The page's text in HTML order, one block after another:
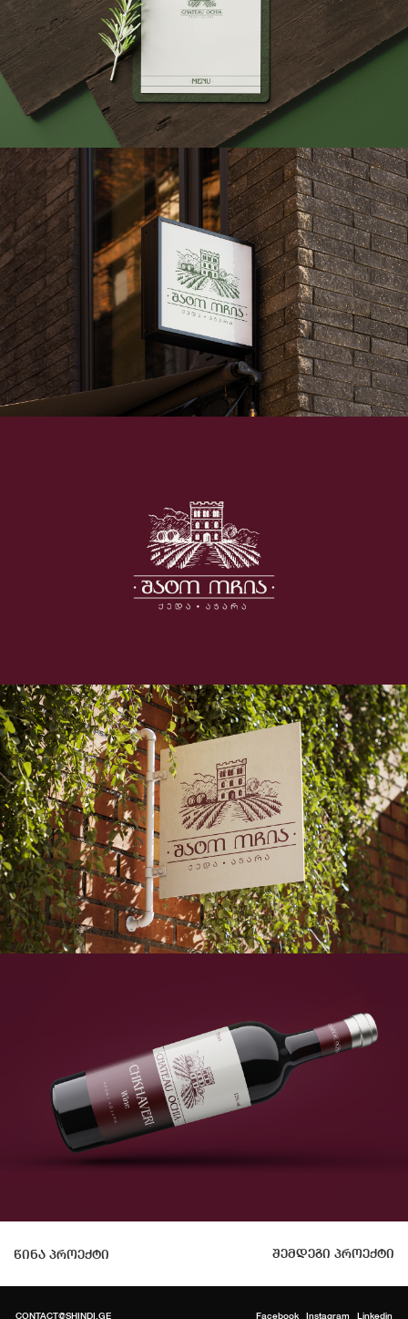
წინა პროექტი შემდეგი პროექტი
CONTACT@SHINDI.GE Facebook Instagram Linkedin